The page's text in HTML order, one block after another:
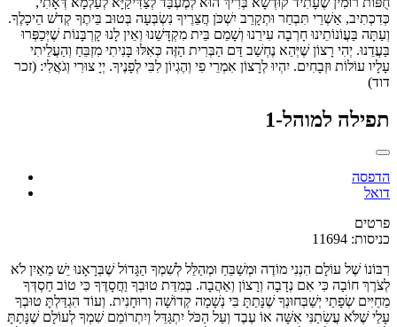
כְּדִכְתִיב, אַשְׁרֵי תִּבְחַר וּתְקָרֵב יִשְׁכֹּן חֲצֵרֶיךָ נִשְׂבְּעָה בְּטוּב בֵּיתֶךָ קְדֹשׁ הֵיכָלֶךָ.
וְעַתָּה בַּעֲוֹנוֹתֵינוּ חָרְבָה עִירֵנוּ וְשָׁמֵם בֵּית מִקְדָּשֵׁנוּ וְאֵין לָנוּ קָרְבָּנוֹת שֶׁיְּכַפְּרוּ
בַּעֲדֵנוּ. יְהִי רָצוֹן שֶׁיְּהֵא נֶחְשַׁב דַּם הַבְּרִית הַזֶּה כְּאִלּוּ בָּנִיתִי מִזְבֵּחַ וְהַעֲלֵיתִי
עָלָיו עוֹלוֹת וּזְבָחִים. יִהְיוּ לְרָצוֹן אִמְרֵי פִי וְהֶגְיוֹן לִבִּי לְפָנֶיךָ. יְיָ צוּרִי וְגֹאֲלִי: (זכר
דוד)
תפילה למוהל-1
הדפסה
דואל
פרטים
כניסות: 11694
רִבּוֹנוֹ שֶׁל עוֹלָם הִנְנִי מוֹדֶה וּמְשַׁבֵּחַ וּמְהַלֵּל לְשִׁמְךָ הַגָּדוֹל שֶׁבְּרָאָנוּ יֵשׁ מֵאַיִן לֹא
לְצֹרֶךְ חוֹבָה כִּי אִם נְדָבָה וְרָצוֹן וְאַהֲבָה. בְּמִדַּת טוּבְךָ וַחֲסָדֶּךָ כִּי טוֹב חַסְדְּךָ
מֵחַיִּים שְׂפָתַי יְשַׁבְּחוּנְךָ שֶׁנָּתַתָּ בִּי נְשָׁמָה קְדוֹשָׁה וְרוּחָנִית. וְעוֹד הִגְדַּלְתָּ טוּבְךָ
עָלַי שֶׁלֹּא עֲשִׂתַנִּי אִשָּׁה אוֹ עֶבֶד וְעַל הַכֹּל יִתְגַּדֵּל וְיִתְרוֹמֵם שִׁמְךָ לְעוֹלָם שֶׁנָּתַתָּ